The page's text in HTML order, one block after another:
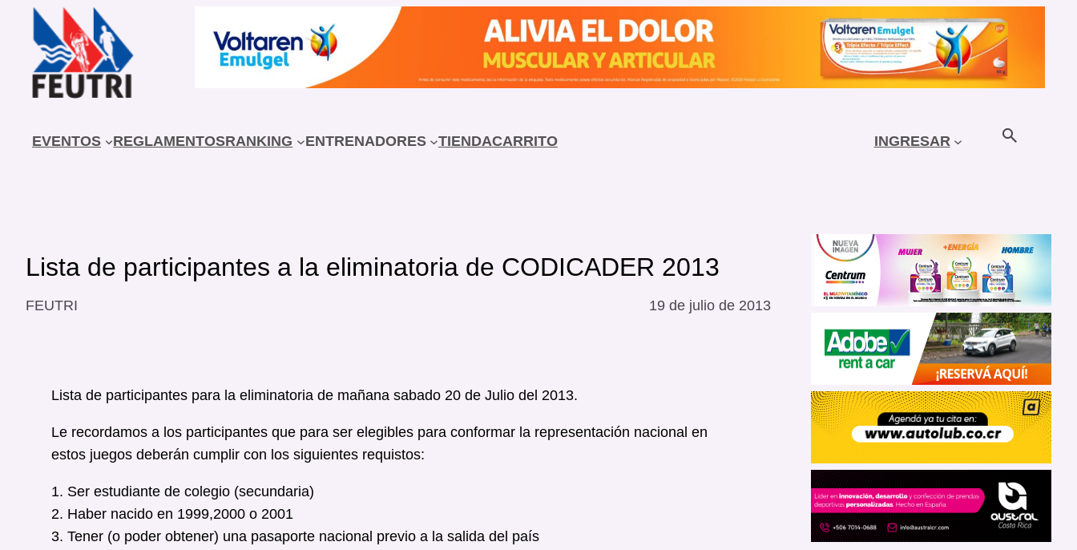
Saltar
contenido
EVENTOS REGLAMENTOSRANKING ENTRENADORES TIENDACARRITO INGRESAR
Lista de participantes a la eliminatoria de CODICADER 2013
FEUTRI 19 de julio de 2013
Lista de participantes para la eliminatoria de mañana sabado 20 de Julio del 2013.
Le recordamos a los participantes que para ser elegibles para conformar la representación nacional en
estos juegos deberán cumplir con los siguientes requistos:
1. Ser estudiante de colegio (secundaria)
2. Haber nacido en 1999,2000 o 2001
3. Tener (o poder obtener) una pasaporte nacional previo a la salida del país